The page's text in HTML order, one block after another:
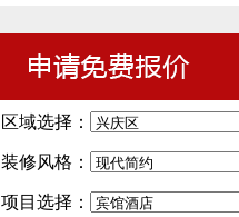
区域选择：
装修风格：
项目选择：